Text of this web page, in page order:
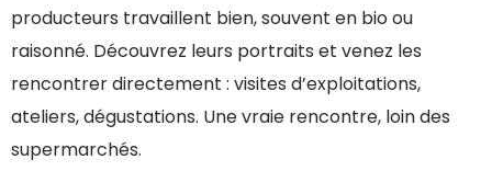
producteurs travaillent bien, souvent en bio ou
raisonné. Découvrez leurs portraits et venez les
rencontrer directement : visites d’exploitations,
ateliers, dégustations. Une vraie rencontre, loin des
supermarchés.